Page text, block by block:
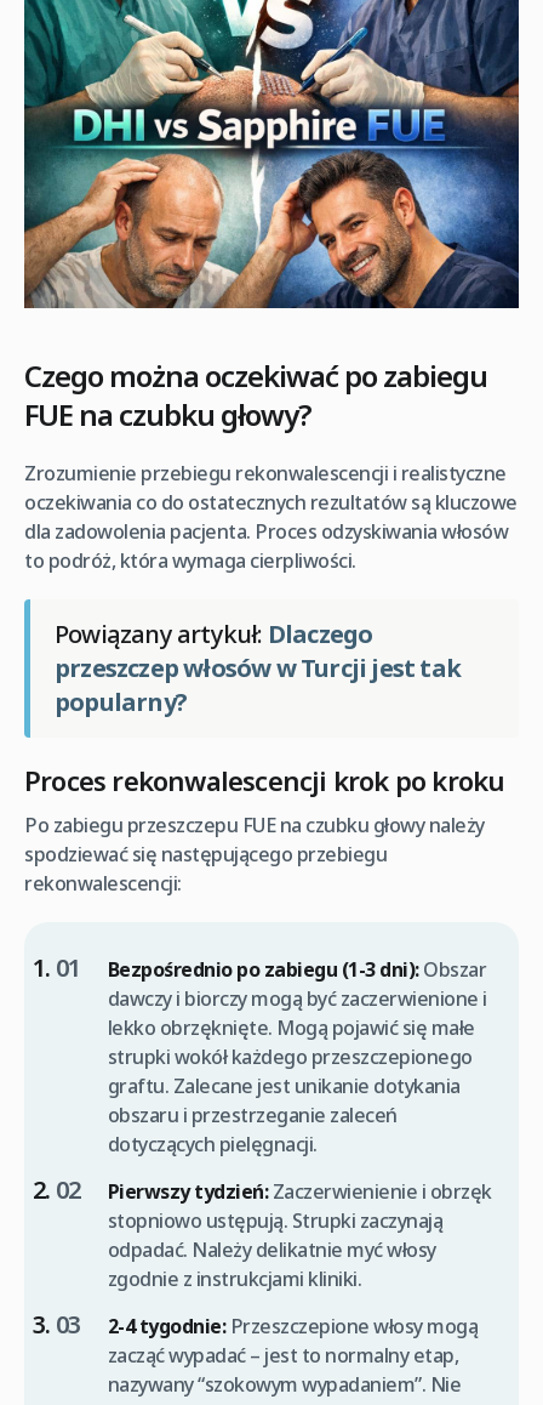
Czego można oczekiwać po zabiegu
FUE na czubku głowy?
Zrozumienie przebiegu rekonwalescencji i realistyczne
oczekiwania co do ostatecznych rezultatów są kluczowe
dla zadowolenia pacjenta. Proces odzyskiwania włosów
to podróż, która wymaga cierpliwości.
Powiązany artykuł: Dlaczego
przeszczep włosów w Turcji jest tak
popularny?
Proces rekonwalescencji krok po kroku
Po zabiegu przeszczepu FUE na czubku głowy należy
spodziewać się następującego przebiegu
rekonwalescencji:
Bezpośrednio po zabiegu (1-3 dni):Obszar
dawczy i biorczy mogą być zaczerwienione i
lekko obrzęknięte. Mogą pojawić się małe
strupki wokół każdego przeszczepionego
graftu. Zalecane jest unikanie dotykania
obszaru i przestrzeganie zaleceń
dotyczących pielęgnacji.
Pierwszy tydzień:Zaczerwienienie i obrzęk
stopniowo ustępują. Strupki zaczynają
odpadać. Należy delikatnie myć włosy
zgodnie z instrukcjami kliniki.
2-4 tygodnie:Przeszczepione włosy mogą
zacząć wypadać – jest to normalny etap,
nazywany “szokowym wypadaniem”. Nie